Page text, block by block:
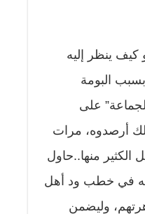
كيف ينظر إليه
البومة
على
أرصدوه، مرات
الكثير منها..حاول
في خطب ود أهل
وليضمن